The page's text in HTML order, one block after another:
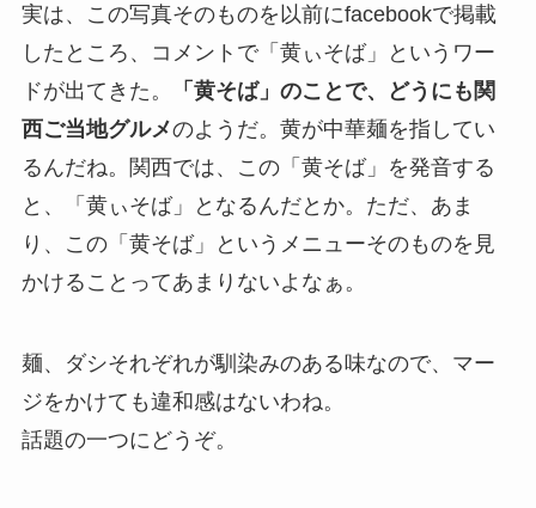
実は、この写真そのものを以前にfacebookで掲載
したところ、コメントで「黄ぃそば」というワー
ドが出てきた。
「黄そば」のことで、どうにも関
西ご当地グルメのようだ。黄が中華麺を指してい
るんだね。関西では、この「黄そば」を発音する
と、「黄ぃそば」となるんだとか。ただ、あま
り、この「黄そば」というメニューそのものを見
かけることってあまりないよなぁ。
麺、ダシそれぞれが馴染みのある味なので、マー
ジをかけても違和感はないわね。
話題の一つにどうぞ。